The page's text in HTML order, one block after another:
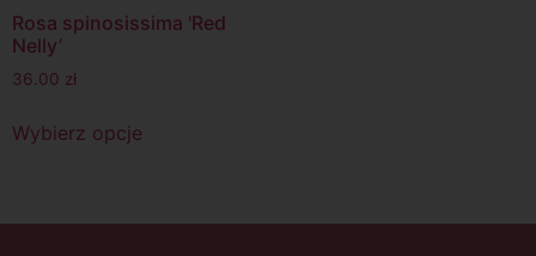
Rosa spinosissima 'Red
Nelly’
36.00 zł
Wybierz opcje